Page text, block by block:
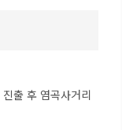
출 후 염곡사거리